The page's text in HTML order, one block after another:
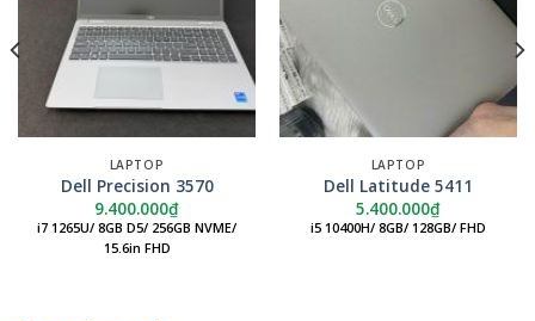
LAPTOP
Dell Precision 3570
9.400.000₫
i7 1265U/ 8GB D5/ 256GB NVME/
15.6in FHD
LAPTOP
Dell Latitude 5411
5.400.000₫
i5 10400H/ 8GB/ 128GB/ FHD